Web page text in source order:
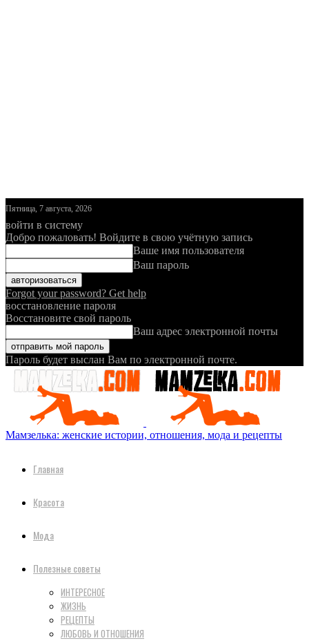
Пятница, 7 августа, 2026
войти в систему
Добро пожаловать! Войдите в свою учётную запись
Ваше имя пользователя
Ваш пароль
Forgot your password? Get help
восстановление пароля
Восстановите свой пароль
Ваш адрес электронной почты
Пароль будет выслан Вам по электронной почте.
Мамзелька: женские истории, отношения, мода и рецепты
Главная
Красота
Мода
Полезные советы
ИНТЕРЕСНОЕ
ЖИЗНЬ
РЕЦЕПТЫ
ЛЮБОВЬ И ОТНОШЕНИЯ